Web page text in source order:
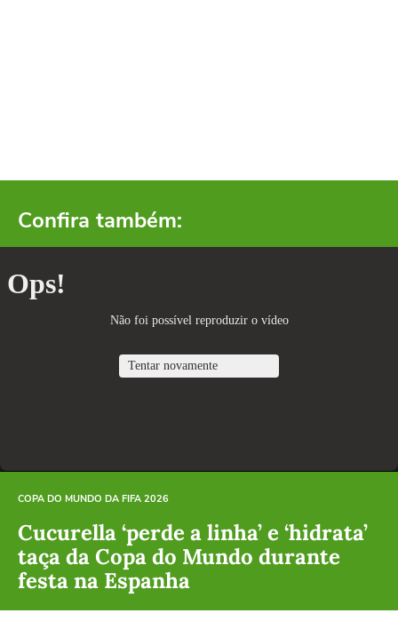
Confira também:
COPA DO MUNDO DA FIFA 2026
Cucurella ‘perde a linha’ e ‘hidrata’
taça da Copa do Mundo durante
festa na Espanha